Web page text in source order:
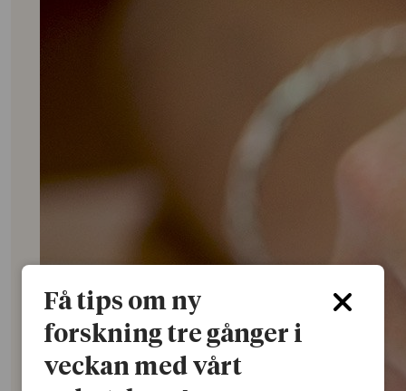
Få tips om ny
forskning tre gånger i
veckan med vårt